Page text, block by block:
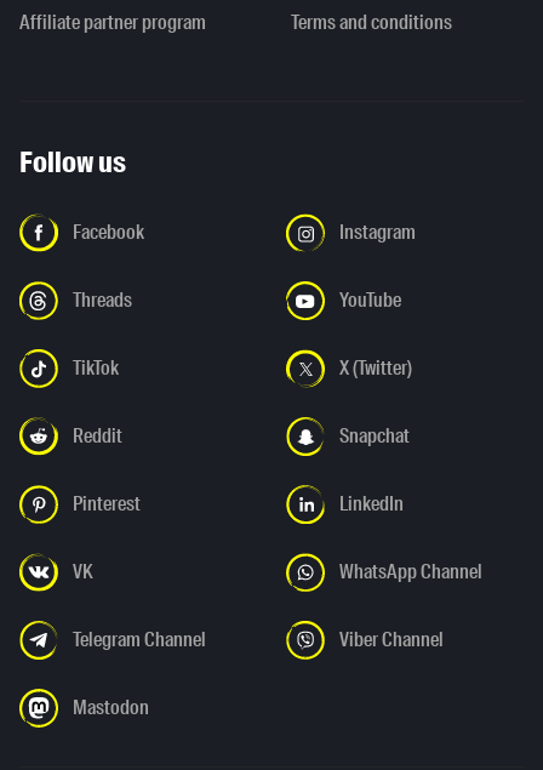
Affiliate partner program Terms and conditions
Follow us
Facebook Instagram
Threads YouTube
TikTok X (Twitter)
Reddit Snapchat
Pinterest LinkedIn
VK WhatsApp Channel
Telegram Channel Viber Channel
Mastodon